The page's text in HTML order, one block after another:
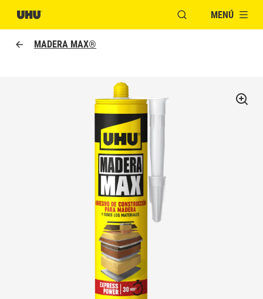
ABRIR VENTANA
MENÚ
MADERA MAX®